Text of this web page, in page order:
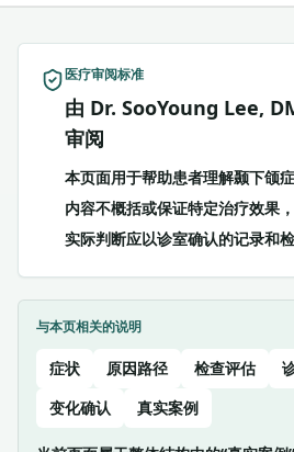
医疗审阅标准
由 Dr. SooYoung Lee,
审阅
本页面用于帮助患者理解颞下颌
内容不概括或保证特定治疗效果，
实际判断应以诊室确认的记录和
与本页相关的说明
症状 原因路径 检查评估
变化确认
真实案例